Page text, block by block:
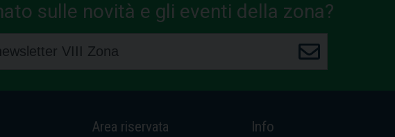
i partner Helios, Medicom, Apulia Food Restaurant, La Lucente, Scotti,
tecnico Obiettivo Mare.
sulle novità e gli eventi della zona?
Area riservata Info